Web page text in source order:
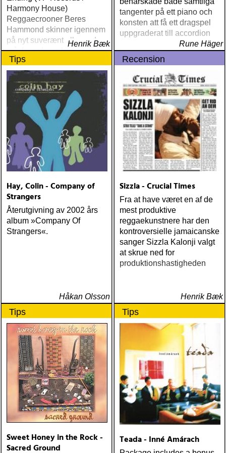
Warsaw Holiday (Rootsy)
Townes Van Zandt
Sunshine Boy: The
Unheard Studio Sessions &
Demos 1971-1972
(Omnivore) Naturligtvis
borde alla årets Rootsy-
plattor vara med på listan,
men jag har istället valt att
bara lista de plattor jag
lyssnat på väsentligt mycket
mer än vad tjänsten kräver
Harmony House)
Reggaecrooner Beres
Hammond skinner igennem
på nyt suverænt album, der
måske er hans bedste
gennem tiderne
Henrik Bæk
tangenter på ett piano och
konsten att få ett dragspel
uppgraderat till accordion
Rune Häger
Tips
Hay, Colin - Company of
Strangers
Återutgivning av 2002 års
album »Company Of
Strangers«.
Håkan Olsson
Recension
Sizzla - Crucial Times
Fra at have været en af de
mest produktive
reggaekunstnere har den
kontroversielle jamaicanske
sanger Sizzla Kalonji valgt
at skrue ned for
produktionshastigheden
Henrik Bæk
Tips
Sweet Honey in the Rock -
Sacred Ground
Tips
Teada - Inné Amárach